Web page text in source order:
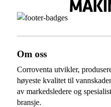
Om oss
Corroventa utvikler,
høyeste kvalitet til
av markedsledere og
bransje.